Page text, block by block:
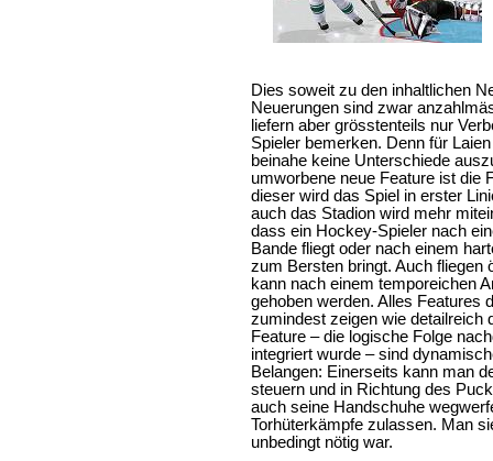
Dies soweit zu den inhaltlichen
Neuerungen sind zwar
liefern aber grösstenteils nur
Spieler bemerken. Denn für
beinahe keine Unterschiede
umworbene neue Feature ist die
dieser wird das Spiel in erster
auch das Stadion wird mehr
dass ein Hockey-Spieler nach
Bande fliegt oder nach einem
zum Bersten bringt. Auch fliegen
kann nach einem temporeichen
gehoben werden. Alles Features
zumindest zeigen wie detailreich
Feature – die logische Folge
integriert wurde – sind
Belangen: Einerseits kann man
steuern und in Richtung des
auch seine Handschuhe
Torhüterkämpfe zulassen. Man
unbedingt nötig war.